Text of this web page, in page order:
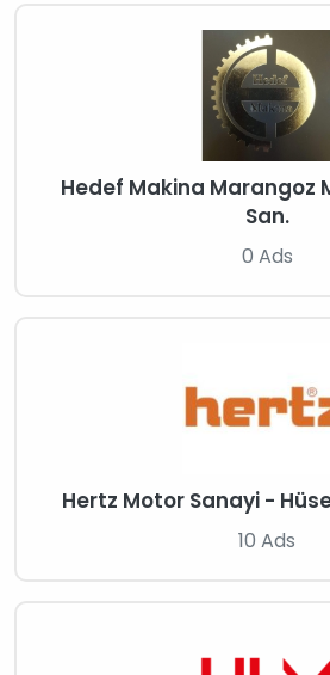
Hedef Makina Marangoz
San.
0 Ads
Hertz Motor Sanayi -
10 Ads